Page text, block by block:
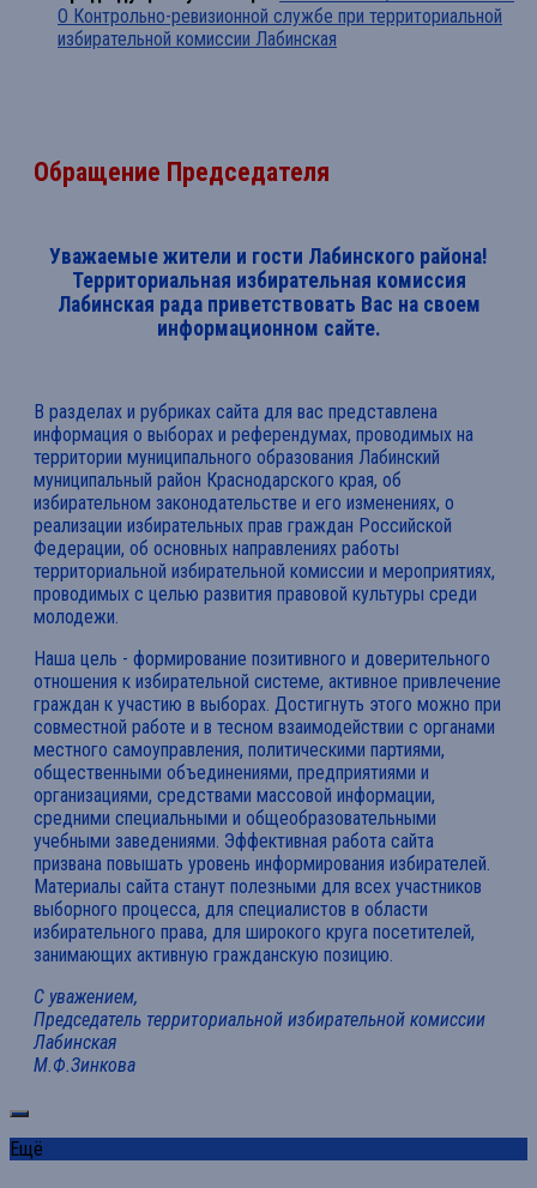
О Контрольно-ревизионной службе при территориальной
избирательной комиссии Лабинская
Обращение Председателя
Уважаемые жители и гости Лабинского района!
Территориальная избирательная комиссия
Лабинская рада приветствовать Вас на своем
информационном сайте.
В разделах и рубриках сайта для вас представлена
информация о выборах и референдумах, проводимых на
территории муниципального образования Лабинский
муниципальный район Краснодарского края, об
избирательном законодательстве и его изменениях, о
реализации избирательных прав граждан Российской
Федерации, об основных направлениях работы
территориальной избирательной комиссии и мероприятиях,
проводимых с целью развития правовой культуры среди
молодежи.
Наша цель - формирование позитивного и доверительного
отношения к избирательной системе, активное привлечение
граждан к участию в выборах. Достигнуть этого можно при
совместной работе и в тесном взаимодействии с органами
местного самоуправления, политическими партиями,
общественными объединениями, предприятиями и
организациями, средствами массовой информации,
средними специальными и общеобразовательными
учебными заведениями. Эффективная работа сайта
призвана повышать уровень информирования избирателей.
Материалы сайта станут полезными для всех участников
выборного процесса, для специалистов в области
избирательного права, для широкого круга посетителей,
занимающих активную гражданскую позицию.
С уважением,
Председатель территориальной избирательной комиссии
Лабинская
М.Ф.Зинкова
Ещё